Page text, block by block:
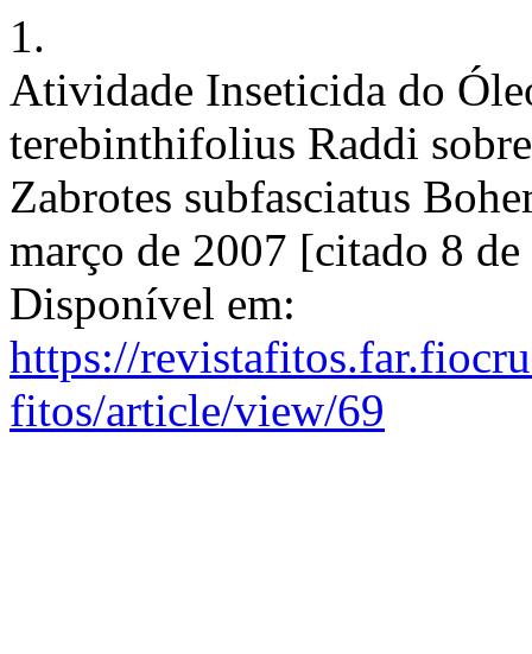
1.
Atividade Inseticida do
terebinthifolius Raddi
Zabrotes subfasciatus
março de 2007 [citado 8
Disponível em:
https://
fitos/article/view/69